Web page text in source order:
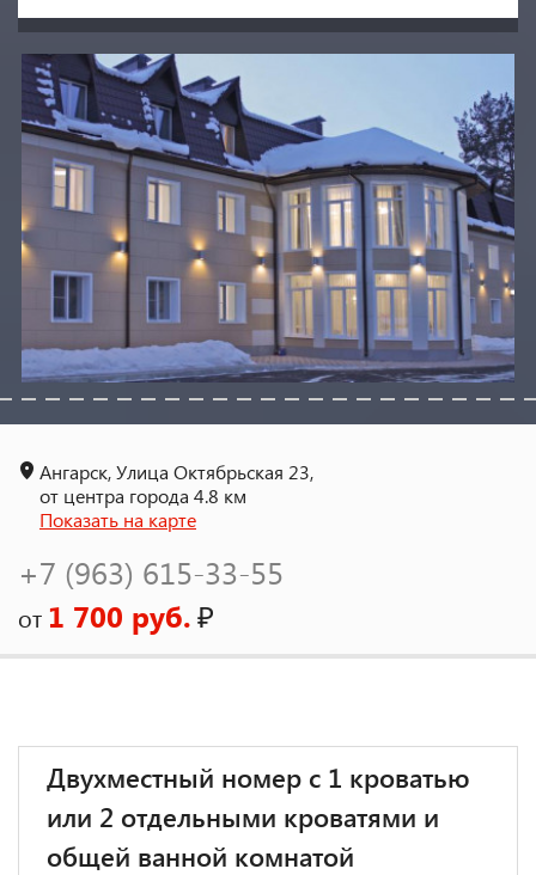
Ангарск, Улица Октябрьская 23,
от центра города 4.8 км
Показать на карте
+7 (963) 615-33-55
от 1 700 руб.₽
Двухместный номер с 1 кроватью
или 2 отдельными кроватями и
общей ванной комнатой